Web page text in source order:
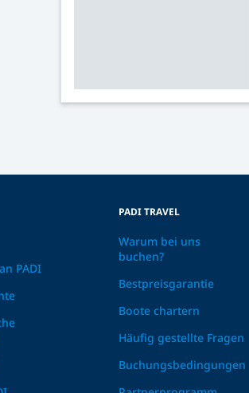
PADI
PADI TRAVEL
Warum bei uns
buchen?
Bestpreisgarantie
Boote chartern
Häufig gestellte Fragen
Buchungsbedingungen